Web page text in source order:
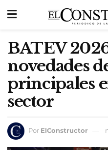
BATEV
novedades
principales
sector
Por ElConstructor